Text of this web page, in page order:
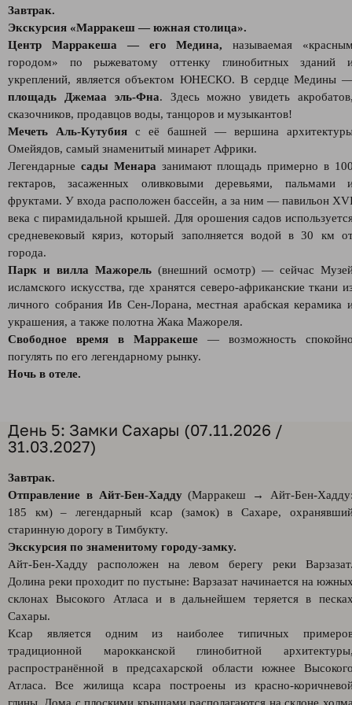
Завтрак.
Экскурсия «Марракеш — южная столица».
Центр Марракеша
— его Медина, называемая
городом» по рыжеватому оттенку глинобитных зданий
укреплений, является объектом ЮНЕСКО. В сердце Медины
площадь Джемаа эль-Фна. Здесь можно увидеть
сказочников, продавцов воды, танцоров и музыкантов!
Мечеть Аль-Кутубия c её башней — вершина
Омейядов, самый знаменитый минарет Африки.
Легендарные сады Менара занимают площадь примерно в
гектаров, засаженных оливковыми деревьями, пальмами
фруктами. У входа расположен бассейн, а за ним — павильон
века с пирамидальной крышей. Для орошения садов
средневековый кяриз, который заполняется водой в 30 км
города.
Парк и вилла Мажорель (внешний осмотр) — сейчас
исламского искусства, где хранятся северо-африканские ткани
личного собрания Ив Сен-Лорана, местная арабская керамика
украшения, а также полотна Жака Мажореля.
Свободное время в Марракеше — возможность
погулять по его легендарному рынку.
Ночь в отеле.
День 5: Замки Сахары (07.11.2026 /
31.03.2027)
Завтрак.
Отправление в Айт-Бен-Хадду(Марракеш → Айт-Бен-
185 км) – легендарный ксар (замок) в Сахаре,
старинную дорогу в Тимбукту.
Экскурсия по знаменитому городу-замку.
Айт-Бен-Хадду расположен на левом берегу реки
Долина реки проходит по пустыне: Варзазат начинается на
склонах Высокого Атласа и в дальнейшем теряется в
Сахары.
Ксар является одним из наиболее типичных
традиционной марокканской глинобитной
распространённой в предсахарской области южнее
Атласа. Все жилища ксара построены из красно-